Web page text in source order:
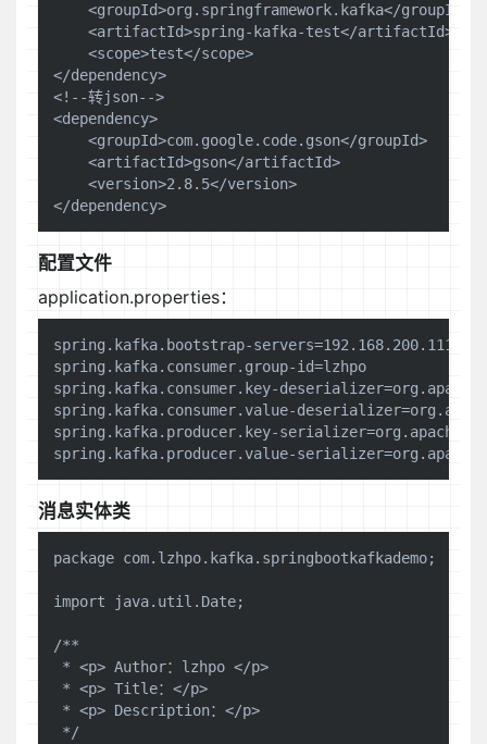
    <groupId>org.springframework.kafka</groupId>
    <artifactId>spring-kafka-test</artifactId>
    <scope>test</scope>
</dependency>
<!--转json-->
<dependency>
    <groupId>com.google.code.gson</groupId>
    <artifactId>gson</artifactId>
    <version>2.8.5</version>
配置文件
application.properties：
spring.kafka.bootstrap-
spring.kafka.consumer.group-id=lzhpo
spring.kafka.consumer.key-
spring.kafka.consumer.value-
spring.kafka.producer.key-
消息实体类
package com.lzhpo.kafka.springbootkafkademo;
import java.util.Date;
/**
* <p> Author：lzhpo </p>
* <p> Title：</p>
* <p> Description：</p>
*/